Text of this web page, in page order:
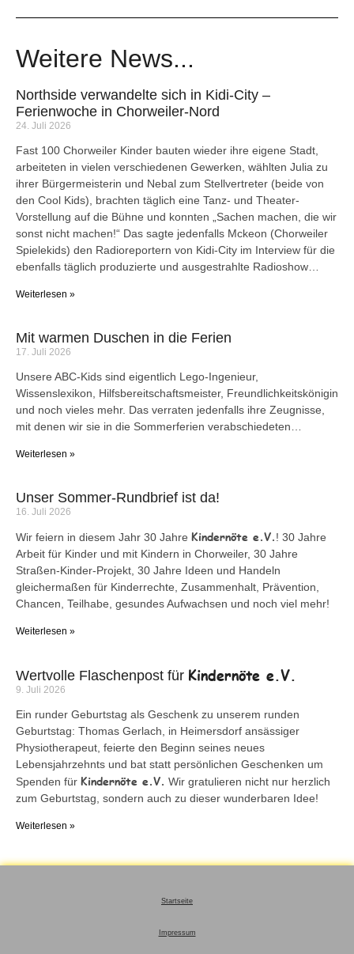
Weitere News...
Northside verwandelte sich in Kidi-City –
Ferienwoche in Chorweiler-Nord
24. Juli 2026
Fast 100 Chorweiler Kinder bauten wieder ihre eigene Stadt,
arbeiteten in vielen verschiedenen Gewerken, wählten Julia zu
ihrer Bürgermeisterin und Nebal zum Stellvertreter (beide von
den Cool Kids), brachten täglich eine Tanz- und Theater-
Vorstellung auf die Bühne und konnten „Sachen machen, die wir
sonst nicht machen!“ Das sagte jedenfalls Mckeon (Chorweiler
Spielekids) den Radioreportern von Kidi-City im Interview für die
ebenfalls täglich produzierte und ausgestrahlte Radioshow…
Weiterlesen »
Mit warmen Duschen in die Ferien
17. Juli 2026
Unsere ABC-Kids sind eigentlich Lego-Ingenieur,
Wissenslexikon, Hilfsbereitschaftsmeister, Freundlichkeitskönigin
und noch vieles mehr. Das verraten jedenfalls ihre Zeugnisse,
mit denen wir sie in die Sommerferien verabschiedeten…
Weiterlesen »
Unser Sommer-Rundbrief ist da!
16. Juli 2026
Wir feiern in diesem Jahr 30 Jahre Kindernöte e.V.! 30 Jahre
Arbeit für Kinder und mit Kindern in Chorweiler, 30 Jahre
Straßen-Kinder-Projekt, 30 Jahre Ideen und Handeln
gleichermaßen für Kinderrechte, Zusammenhalt, Prävention,
Chancen, Teilhabe, gesundes Aufwachsen und noch viel mehr!
Weiterlesen »
Wertvolle Flaschenpost für Kindernöte e.V.
9. Juli 2026
Ein runder Geburtstag als Geschenk zu unserem runden
Geburtstag: Thomas Gerlach, in Heimersdorf ansässiger
Physiotherapeut, feierte den Beginn seines neues
Lebensjahrzehnts und bat statt persönlichen Geschenken um
Spenden für Kindernöte e.V. Wir gratulieren nicht nur herzlich
zum Geburtstag, sondern auch zu dieser wunderbaren Idee!
Weiterlesen »
Startseite
Impressum